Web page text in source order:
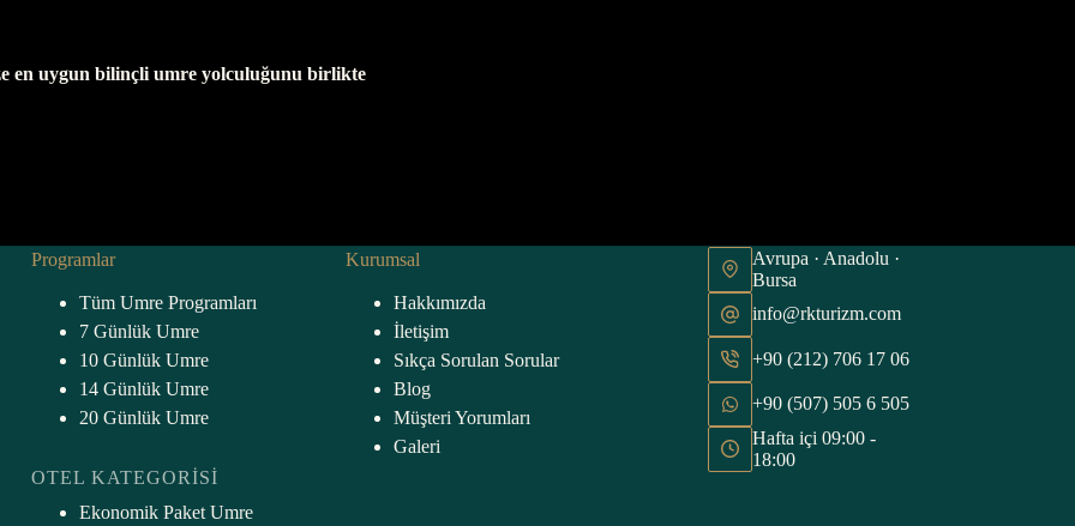
en uygun bilinçli umre yolculuğunu birlikte
Programlar
Tüm Umre Programları
7 Günlük Umre
10 Günlük Umre
14 Günlük Umre
20 Günlük Umre
OTEL KATEGORISI
Ekonomik Paket Umre
Kurumsal
Hakkımızda
İletişim
Sıkça Sorulan Sorular
Blog
Müşteri Yorumları
Galeri
Avrupa · Anadolu ·
Bursa
info@rkturizm.com
+90 (212) 706 17 06
+90 (507) 505 6 505
Hafta içi 09:00 -
18:00